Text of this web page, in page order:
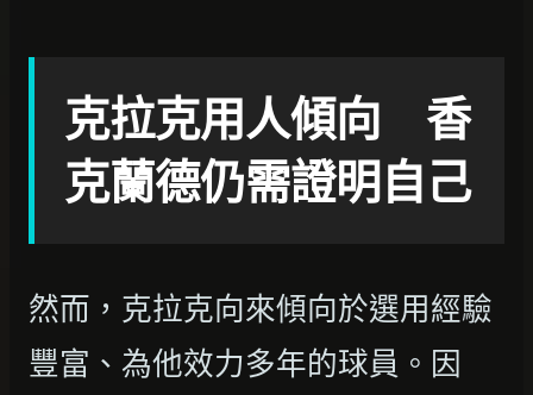
克拉克用人傾向 香
克蘭德仍需證明自己
然而，克拉克向來傾向於選用經驗
豐富、為他效力多年的球員。因